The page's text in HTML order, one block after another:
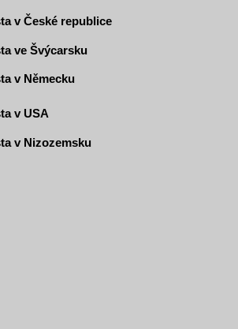
v České republice
ve Švýcarsku
v Německu
v USA
v Nizozemsku